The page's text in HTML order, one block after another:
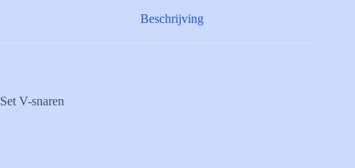
Beschrijving
Set V-snaren